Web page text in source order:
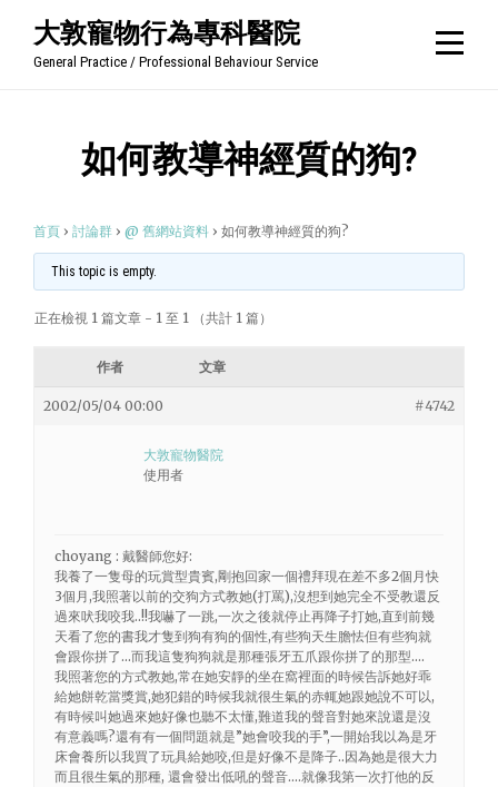
大敦寵物行為專科醫院
General Practice / Professional Behaviour Service
如何教導神經質的狗?
首頁 › 討論群 › @ 舊網站資料 › 如何教導神經質的狗?
This topic is empty.
正在檢視 1 篇文章 - 1 至 1 （共計 1 篇）
作者 文章
2002/05/04 00:00 #4742
大敦寵物醫院
使用者
choyang : 戴醫師您好:
我養了一隻母的玩賞型貴賓,剛抱回家一個禮拜現在差不多2個月快
3個月,我照著以前的交狗方式教她(打罵),沒想到她完全不受教還反
過來吠我咬我..!!我嚇了一跳,一次之後就停止再降子打她,直到前幾
天看了您的書我才隻到狗有狗的個性,有些狗天生膽怯但有些狗就
會跟你拼了…而我這隻狗狗就是那種張牙五爪跟你拼了的那型….
我照著您的方式教她,常在她安靜的坐在窩裡面的時候告訴她好乖
給她餅乾當獎賞,她犯錯的時候我就很生氣的赤輒她跟她說不可以,
有時候叫她過來她好像也聽不太懂,難道我的聲音對她來說還是沒
有意義嗎?還有有一個問題就是”她會咬我的手”,一開始我以為是牙
床會養所以我買了玩具給她咬,但是好像不是降子..因為她是很大力
而且很生氣的那種, 還會發出低吼的聲音….就像我第一次打他的反